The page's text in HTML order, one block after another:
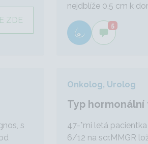
ZDE
nejdblíže 0,5 cm k
5
s
Onkolog, Urolog
Typ hormonální
47-*mi letá
6/12 na scr.MMGR